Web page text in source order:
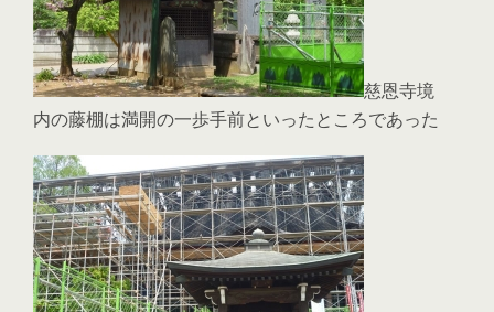
慈恩寺境
内の藤棚は満開の一歩手前といったところであった